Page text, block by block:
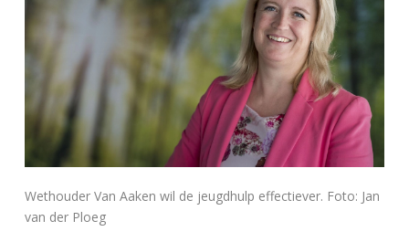
Wethouder Van Aaken wil de jeugdhulp effectiever. Foto: Jan
van der Ploeg